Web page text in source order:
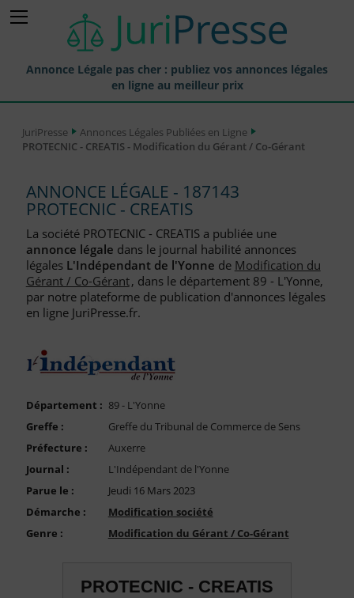
Annonce Légale pas cher : publiez vos annonces légales
en ligne au meilleur prix
Annonces Légales Publiées
Journaux Habilités (JAL) Annonces Légales
Départements pour la Publication d'Annonces Légales
Liste des Greffes
Liste des CCI
FAQ
Compte PRO
JuriPresse
Annonces Légales Publiées en Ligne
PROTECNIC - CREATIS - Modification du Gérant / Co-Gérant
ANNONCE LÉGALE - 187143
PROTECNIC - CREATIS
La société PROTECNIC - CREATIS a publiée une
annonce légale dans le journal habilité annonces
légales L'Indépendant de l'Yonne de Modification du
Gérant / Co-Gérant, dans le département 89 - L'Yonne,
par notre plateforme de publication d'annonces légales
en ligne JuriPresse.fr.
Département : 89 - L'Yonne
Greffe :
Greffe du Tribunal de Commerce de Sens
Préfecture :
Auxerre
Journal :
L'Indépendant de l'Yonne
Parue le :
Jeudi 16 Mars 2023
Démarche :
Modification société
Genre :
Modification du Gérant / Co-Gérant
PROTECNIC - CREATIS